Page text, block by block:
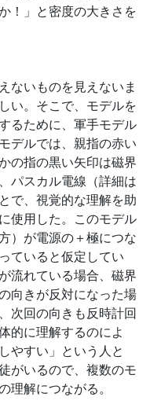
！」と密度の大きさを
ないものを見えないま
い。そこで、モデルを
るために、軍手モデル
デルでは、親指の赤い
の指の黒い矢印は磁界
パスカル電線（詳細は
で、視覚的な理解を助
使用した。このモデル
）が電源の＋極につな
ていると仮定してい
流れている場合、磁界
向きが反対になった場
次回の向きも反時計回
的に理解するのによ
やすい」という人と
がいるので、複数のモ
理解につながる。